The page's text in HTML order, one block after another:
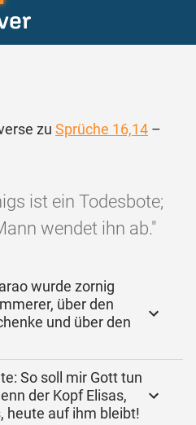
zu Sprüche 16,14 –
ist ein Todesbote;
wendet ihn ab."
wurde zornig
über den
und über den
So soll mir Gott tun
der Kopf Elisas,
heute auf ihm bleibt!